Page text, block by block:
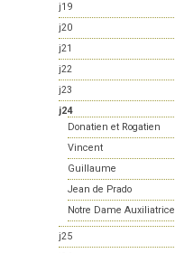
j19
j20
j21
j22
j23
j24
Donatien et Rogatien
Vincent
Guillaume
Jean de Prado
Notre Dame Auxiliatrice
j25